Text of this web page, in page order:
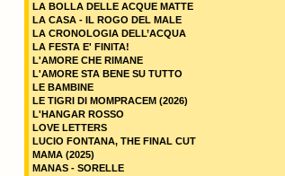
LA BOLLA DELLE ACQUE MATTE
LA CASA - IL ROGO DEL MALE
LA CRONOLOGIA DELL’ACQUA
LA FESTA E' FINITA!
L'AMORE CHE RIMANE
L'AMORE STA BENE SU TUTTO
LE BAMBINE
LE TIGRI DI MOMPRACEM (2026)
L'HANGAR ROSSO
LOVE LETTERS
LUCIO FONTANA, THE FINAL CUT
MAMA (2025)
MANAS - SORELLE